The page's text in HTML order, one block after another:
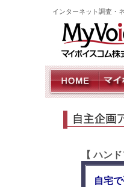
インターネット調査・
【 ハン
自宅